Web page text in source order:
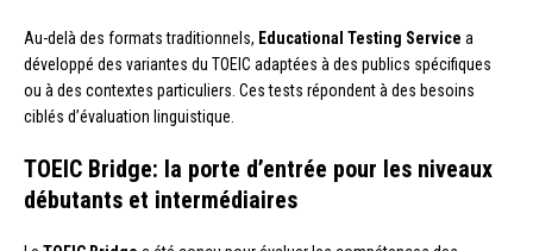
Au-delà des formats traditionnels, Educational Testing Service a
développé des variantes du TOEIC adaptées à des publics spécifiques
ou à des contextes particuliers. Ces tests répondent à des besoins
ciblés d’évaluation linguistique.
TOEIC Bridge: la porte d’entrée pour les niveaux
débutants et intermédiaires